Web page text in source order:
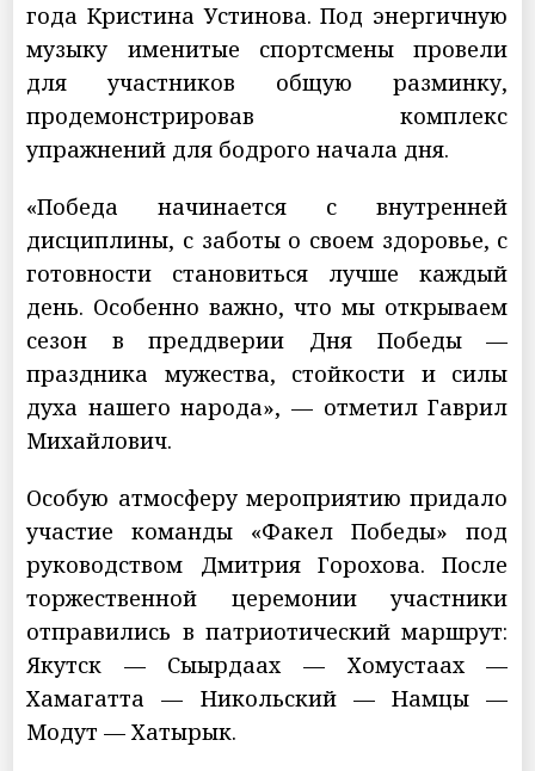
года Кристина Устинова. Под энергичную
музыку именитые спортсмены провели
для участников общую разминку,
продемонстрировав комплекс
упражнений для бодрого начала дня.
«Победа начинается с внутренней
дисциплины, с заботы о своем здоровье, с
готовности становиться лучше каждый
день. Особенно важно, что мы открываем
сезон в преддверии Дня Победы —
праздника мужества, стойкости и силы
духа нашего народа», — отметил Гаврил
Михайлович.
Особую атмосферу мероприятию придало
участие команды «Факел Победы» под
руководством Дмитрия Горохова. После
торжественной церемонии участники
отправились в патриотический маршрут:
Якутск — Сыырдаах — Хомустаах —
Хамагатта — Никольский — Намцы —
Модут — Хатырык.